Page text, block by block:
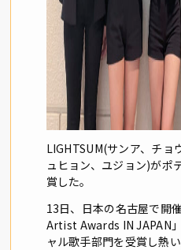
LIGHTSUM(サンア、チョ
ュヒョン、ユジョン)がポ
賞した。
13日、日本の名古屋で開
Artist Awards IN JAPAN」
ャル歌手部門を受賞し熱